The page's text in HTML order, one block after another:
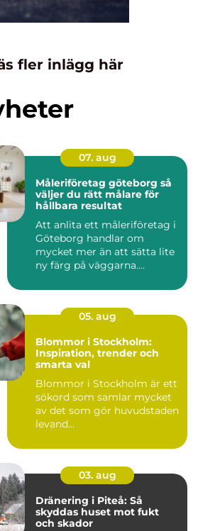
fler inlägg här
07. aug
Måleriföretag göteborg så
väljer du rätt målare för
hållbara resultat
Att anlita ett måleriföretag i
Göteborg handlar om
mycket mer än att sätta lite
ny färg på väggarna....
05. aug
Blommor i Stockholm:
Inspiration, trender och
smarta val
Blommor i Stockholm är ett
sökord som samlar mycket
av det som gör huvudstaden
levand...
03. aug
Dränering i Piteå: Så
skyddas huset mot fukt
och skador